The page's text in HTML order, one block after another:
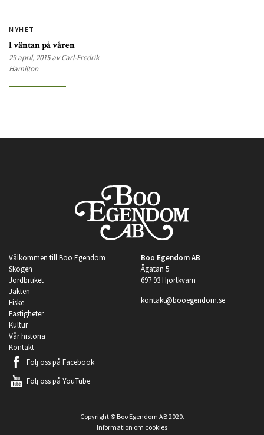
NYHET
I väntan på våren
29 april, 2015 av Carl-Fredrik
Hamilton
Välkommen till Boo Egendom
Skogen
Jordbruket
Jakten
Fiske
Fastigheter
Kultur
Vår historia
Kontakt
Boo Egendom AB
Ågatan 5
697 93 Hjortkvarn
kontakt@booegendom.se
Följ oss på Facebook
Följ oss på YouTube
Copyright © Boo Egendom AB 2020.
Information om cookies